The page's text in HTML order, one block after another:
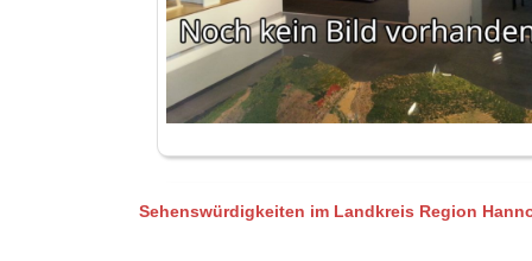
Sehenswürdigkeiten im Landkreis Region